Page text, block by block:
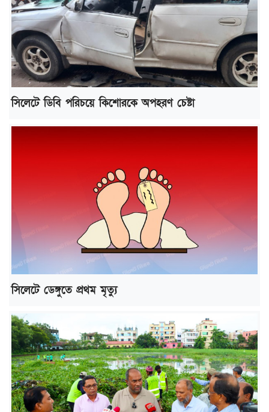
সিলেটে ডিবি পরিচয়ে কিশোরকে অপহরণ চেষ্টা
সিলেটে ডেঙ্গুতে প্রথম মৃত্যু